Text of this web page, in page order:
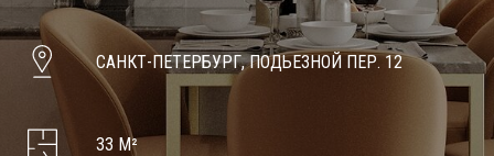
САНКТ-ПЕТЕРБУРГ, ПОДЬЕЗНОЙ ПЕР. 12
33 М²